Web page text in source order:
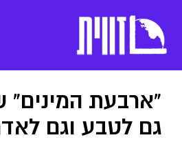
"ארבעת המינים"
גם לטבע וגם